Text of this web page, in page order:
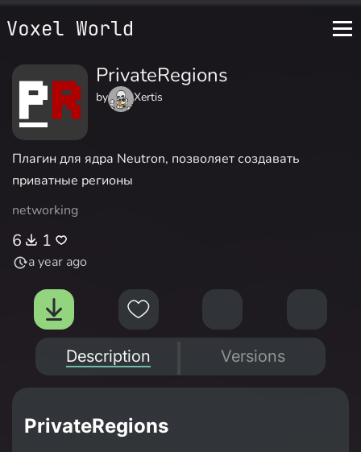
PrivateRegions
by Xertis
Плагин для ядра Neutron, позволяет создавать
приватные регионы
networking
6 1
a year ago
Description Versions
PrivateRegions